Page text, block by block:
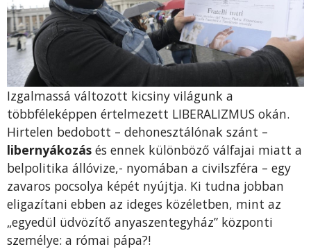
Izgalmassá változott kicsiny világunk a
többféleképpen értelmezett LIBERALIZMUS okán.
Hirtelen bedobott – dehonesztálónak szánt –
libernyákozás és ennek különböző válfajai miatt a
belpolitika állóvize,- nyomában a civilszféra – egy
zavaros pocsolya képét nyújtja. Ki tudna jobban
eligazítani ebben az ideges közéletben, mint az
„egyedül üdvözítő anyaszentegyház” központi
személye: a római pápa?!